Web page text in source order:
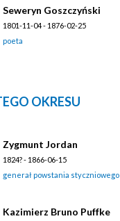
Seweryn Goszczyński
1801-11-04 - 1876-02-25
poeta
OKRESU
Zygmunt Jordan
1824? - 1866-06-15
generał powstania styczniowego
Kazimierz Bruno Puffke